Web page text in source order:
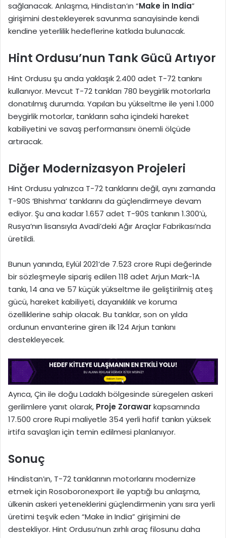
sağlanacak. Anlaşma, Hindistan’ın “Make in India”
girişimini destekleyerek savunma sanayisinde kendi
kendine yeterlilik hedeflerine katkıda bulunacak.
Hint Ordusu’nun Tank Gücü Artıyor
Hint Ordusu şu anda yaklaşık 2.400 adet T-72 tankını
kullanıyor. Mevcut T-72 tankları 780 beygirlik motorlarla
donatılmış durumda. Yapılan bu yükseltme ile yeni 1.000
beygirlik motorlar, tankların saha içindeki hareket
kabiliyetini ve savaş performansını önemli ölçüde
artıracak.
Diğer Modernizasyon Projeleri
Hint Ordusu yalnızca T-72 tanklarını değil, aynı zamanda
T-90S ‘Bhishma’ tanklarını da güçlendirmeye devam
ediyor. Şu ana kadar 1.657 adet T-90S tankının 1.300’ü,
Rusya’nın lisansıyla Avadi’deki Ağır Araçlar Fabrikası’nda
üretildi.
Bunun yanında, Eylül 2021’de 7.523 crore Rupi değerinde
bir sözleşmeyle sipariş edilen 118 adet Arjun Mark-1A
tankı, 14 ana ve 57 küçük yükseltme ile geliştirilmiş ateş
gücü, hareket kabiliyeti, dayanıklılık ve koruma
özelliklerine sahip olacak. Bu tanklar, son on yılda
ordunun envanterine giren ilk 124 Arjun tankını
destekleyecek.
Ayrıca, Çin ile doğu Ladakh bölgesinde süregelen askeri
gerilimlere yanıt olarak, Proje Zorawarkapsamında
17.500 crore Rupi maliyetle 354 yerli hafif tankın yüksek
irtifa savaşları için temin edilmesi planlanıyor.
Sonuç
Hindistan’ın, T-72 tanklarının motorlarını modernize
etmek için Rosoboronexport ile yaptığı bu anlaşma,
ülkenin askeri yeteneklerini güçlendirmenin yanı sıra yerli
üretimi teşvik eden “Make in India” girişimini de
destekliyor. Hint Ordusu’nun zırhlı araç filosunu daha